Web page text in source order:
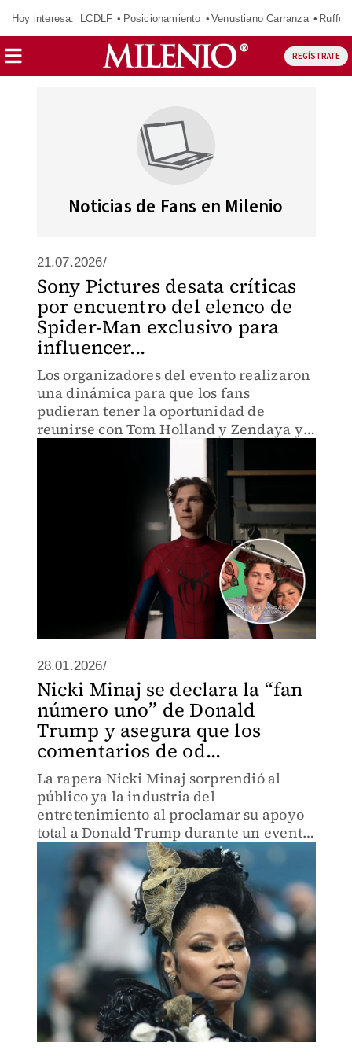
Hoy interesa: LCDLF Posicionamiento Venustiano Carranza Ruffo
REGÍSTRATE
Noticias de Fans en Milenio
21.07.2026/
Sony Pictures desata críticas
por encuentro del elenco de
Spider-Man exclusivo para
influencer...
Los organizadores del evento realizaron
una dinámica para que los fans
pudieran tener la oportunidad de
reunirse con Tom Holland y Zendaya ya
que los boletos para asistir no estaban a
28.01.2026/
Nicki Minaj se declara la “fan
número uno” de Donald
Trump y asegura que los
comentarios de od...
La rapera Nicki Minaj sorprendió al
público ya la industria del
entretenimiento al proclamar su apoyo
total a Donald Trump durante un evento
en Washington. Su declaración genera
debate en redes y entre sus fans.